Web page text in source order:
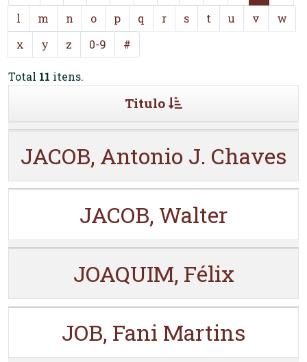
l
m n o p q r s t u v
w
x
y z 0-9 #
Total 11 itens.
Titulo
JACOB, Antonio J. Chaves
JACOB, Walter
JOAQUIM, Félix
JOB, Fani Martins